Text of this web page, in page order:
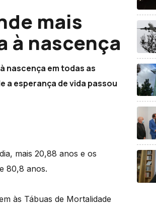
mais
à nascença
nascença em todas as
a esperança de vida passou
mais 20,88 anos e os
80,8 anos.
às Tábuas de Mortalidade